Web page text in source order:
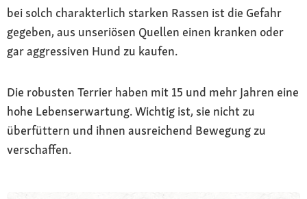
bei solch charakterlich starken Rassen ist die Gefahr
gegeben, aus unseriösen Quellen einen kranken oder
gar aggressiven Hund zu kaufen.
Die robusten Terrier haben mit 15 und mehr Jahren eine
hohe Lebenserwartung. Wichtig ist, sie nicht zu
überfüttern und ihnen ausreichend Bewegung zu
verschaffen.